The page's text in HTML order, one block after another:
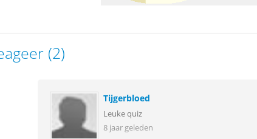
(2)
Tijgerbloed
Leuke quiz
8 jaar geleden